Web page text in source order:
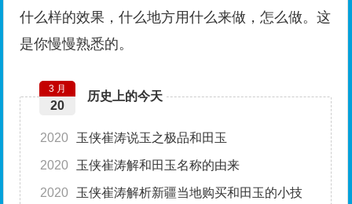
什么样的效果，什么地方用什么来做，怎么做。这
是你慢慢熟悉的。
历史上的今天
3 月
20
2020 玉侠崔涛说玉之极品和田玉
2020 玉侠崔涛解和田玉名称的由来
2020 玉侠崔涛解析新疆当地购买和田玉的小技